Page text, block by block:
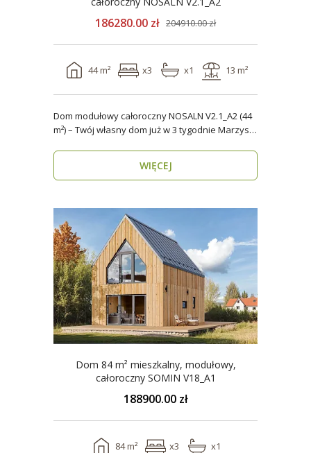
186280.00 zł 204910.00 zł
44 m² x3 x1 13 m²
Dom modułowy całoroczny NOSALN V2.1_A2 (44
m²) – Twój własny dom już w 3 tygodnie Marzysz
WIĘCEJ
Dom 84 m² mieszkalny, modułowy,
całoroczny SOMIN V18_A1
188900.00 zł
84 m² x3 x1